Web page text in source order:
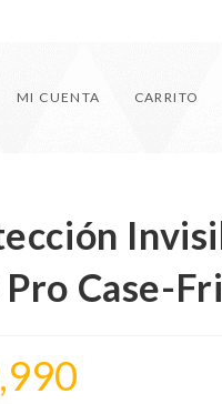
MI CUENTA CARRITO
Pro Case-